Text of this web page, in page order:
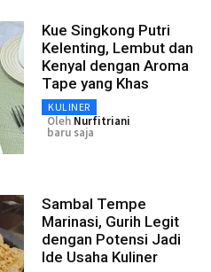
Kue Singkong Putri
Kelenting, Lembut dan
Kenyal dengan Aroma
Tape yang Khas
KULINER
Oleh Nurfitriani
baru saja
Sambal Tempe
Marinasi, Gurih Legit
dengan Potensi Jadi
Ide Usaha Kuliner